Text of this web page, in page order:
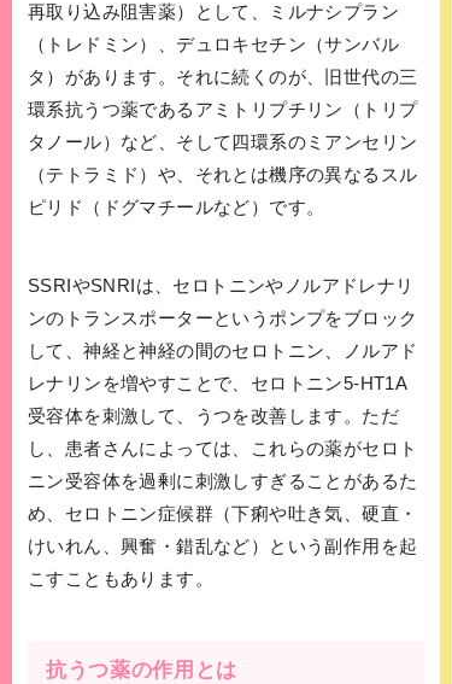
再取り込み阻害薬）として、ミルナシプラン
（トレドミン）、デュロキセチン（サンバル
タ）があります。それに続くのが、旧世代の三
環系抗うつ薬であるアミトリプチリン（トリプ
タノール）など、そして四環系のミアンセリン
（テトラミド）や、それとは機序の異なるスル
ピリド（ドグマチールなど）です。
SSRIやSNRIは、セロトニンやノルアドレナリ
ンのトランスポーターというポンプをブロック
して、神経と神経の間のセロトニン、ノルアド
レナリンを増やすことで、セロトニン5-HT1A
受容体を刺激して、うつを改善します。ただ
し、患者さんによっては、これらの薬がセロト
ニン受容体を過剰に刺激しすぎることがあるた
め、セロトニン症候群（下痢や吐き気、硬直・
けいれん、興奮・錯乱など）という副作用を起
こすこともあります。
抗うつ薬の作用とは